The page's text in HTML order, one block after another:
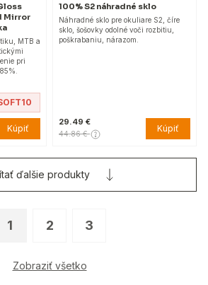
Mirror
MTB a
pri
Kúpiť
100% S2 náhradné sklo
Náhradné sklo pre okuliare S2, číre
sklo, šošovky odolné voči rozbitiu,
poškrabaniu, nárazom.
29.49 €
44.86 € Kúpiť
1 2 3
Zobraziť všetko
ďalšie produkty